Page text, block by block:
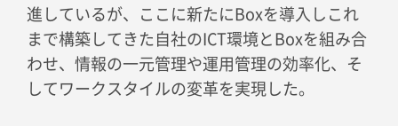
進しているが、ここに新たにBoxを導入しこれ
まで構築してきた自社のICT環境とBoxを組み合
わせ、情報の一元管理や運用管理の効率化、そ
してワークスタイルの変革を実現した。